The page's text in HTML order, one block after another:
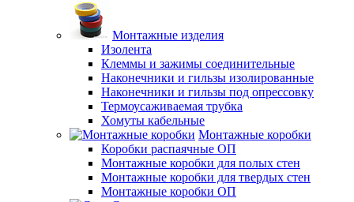
Монтажные изделия
Изолента
Клеммы и зажимы соединительные
Наконечники и гильзы изолированные
Наконечники и гильзы под опрессовку
Термоусаживаемая трубка
Хомуты кабельные
Монтажные коробки
Коробки распаячные ОП
Монтажные коробки для полых стен
Монтажные коробки для твердых стен
Монтажные коробки ОП